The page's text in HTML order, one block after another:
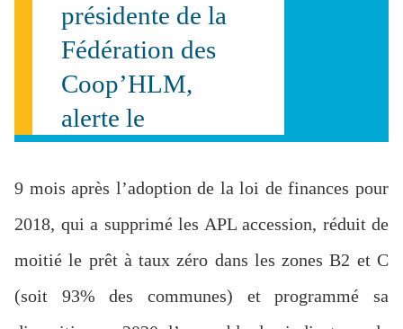
présidente de la
Fédération des
Coop’HLM,
alerte le
Gouvernement et
le Parlement sur
la situation
inquiétante du
secteur de la
construction, et en
9 mois après l’adoption de la loi de finances pour
2018, qui a supprimé les APL accession, réduit de
moitié le prêt à taux zéro dans les zones B2 et C
(soit 93% des communes) et programmé sa